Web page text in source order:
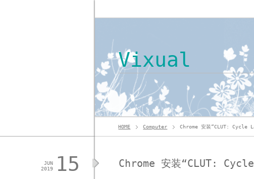
Vixual
HOME Computer Chrome 安装“CLUT: Cycle
Chrome 安装“CLUT:
15
JUN
2019